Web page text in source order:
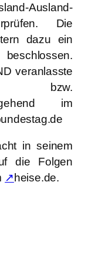
Ausland-
Die
dazu ein
veranlasste
bzw.
im
in seinem
die Folgen
↗ heise.de.